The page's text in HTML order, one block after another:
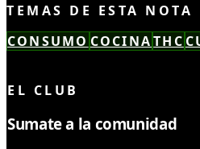
TEMAS DE ESTA NOTA
CONSUMO COCINATHC
EL CLUB
Sumate a la comunidad